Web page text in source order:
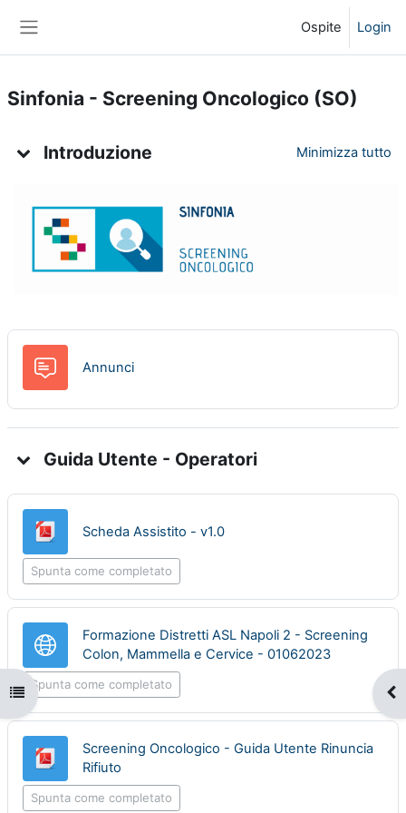
Ospite Login
Apri indice del corso
Sinfonia - Screening Oncologico (SO)
Introduzione Minimizza tutto
AnnunciForum
Guida Utente - Operatori
Scheda Assistito - v1.0File
Spunta come completato
Formazione Distretti ASL Napoli 2 - Screening
Colon, Mammella e Cervice - 01062023URL
Spunta come completato
Screening Oncologico - Guida Utente Rinuncia
Rifiuto
Spunta come completato